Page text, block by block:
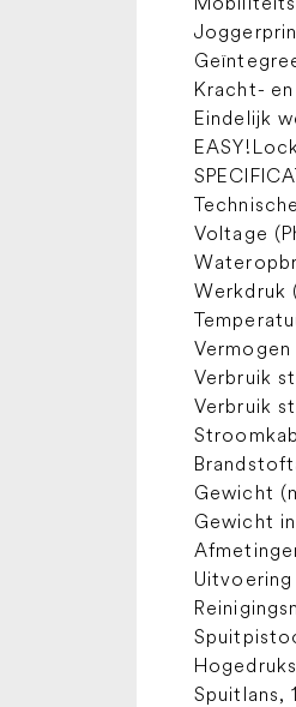
Kracht-
Eindelijk
Voltage
Werkdruk
Verbruik
Verbruik
Gewicht
Gewicht
Uitvoering
Spuitlans,